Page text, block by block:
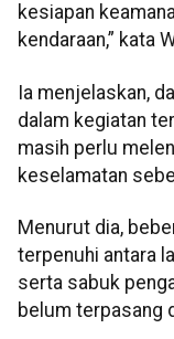
kesiapan
kendaraan,” kata
Ia menjelaskan,
dalam kegiatan
masih perlu
keselamatan
Menurut dia,
terpenuhi antara
serta sabuk
belum terpasang